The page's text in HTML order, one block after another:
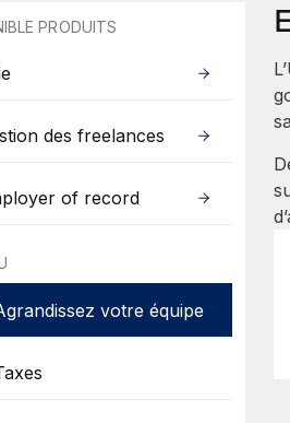
PRODUITS
des freelances
of record
votre équipe